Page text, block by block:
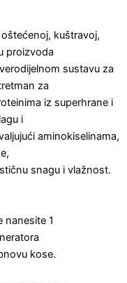
kuštravoj,
proizvoda
sustavu za
za
iz superhrane i
i
aminokiselinama,
snagu i vlažnost.
nanesite 1
kose.